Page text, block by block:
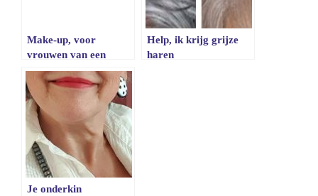
Make-up, voor
vrouwen van een
zekere leeftijd
Help, ik krijg grijze
haren
Je onderkin